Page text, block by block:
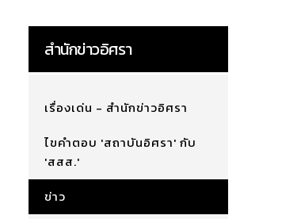
สำนักข่าวอิศรา
เรื่องเด่น - สำนักข่าวอิศรา
ไขคำตอบ 'สถาบันอิศรา' กับ
'สสส.'
ข่าว